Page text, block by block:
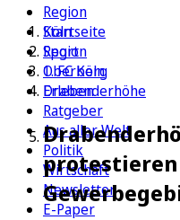
Region
Köln
Sport
1. FC Köln
Erleben
Ratgeber
Aus aller Welt
Politik
Wirtschaft
Newsletter
E-Paper
Startseite
Region
Oberberg
Drabenderhöhe
protestieren